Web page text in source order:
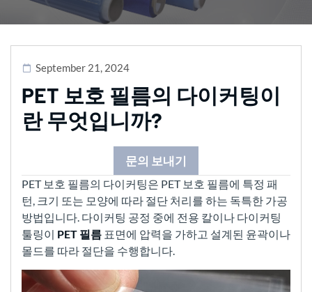
September 21, 2024
PET 보호 필름의 다이커팅이
란 무엇입니까?
문의 보내기
PET 보호 필름의 다이커팅은 PET 보호 필름에 특정 패
턴, 크기 또는 모양에 따라 절단 처리를 하는 독특한 가공
방법입니다. 다이커팅 공정 중에 전용 칼이나 다이커팅
툴링이 PET 필름 표면에 압력을 가하고 설계된 윤곽이나
몰드를 따라 절단을 수행합니다.